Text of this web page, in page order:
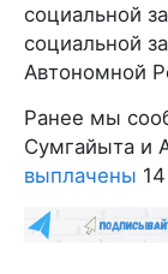
социальной
социальной
Автономной
Ранее мы
Сумгайыта и
выплачены